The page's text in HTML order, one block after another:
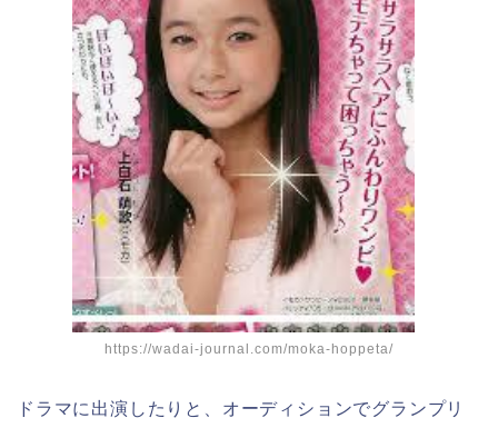
https://wadai-journal.com/moka-hoppeta/
ドラマに出演したりと、オーディションでグランプリ